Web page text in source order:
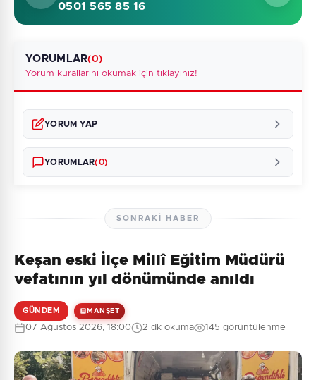
0501 565 85 16
YORUMLAR(0)
Yorum kurallarını okumak için tıklayınız!
YORUM YAP
Güvenlik Sorusu:
5 + 5 = ?
YORUMLAR(0)
Henüz yorum yapılmamış. İlk yorumu siz yapın!
SONRAKI HABER
Keşan eski İlçe Millî Eğitim Müdürü
vefatının yıl dönümünde anıldı
GÜNDEM MANŞET
07 Ağustos 2026, 18:00 2 dk okuma 145 görüntülenme